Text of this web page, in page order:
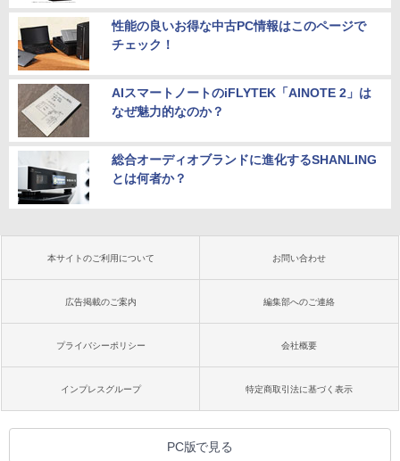
性能の良いお得な中古PC情報はこのページで
チェック！
AIスマートノートのiFLYTEK「AINOTE 2」は
なぜ魅力的なのか？
総合オーディオブランドに進化するSHANLING
とは何者か？
本サイトのご利用について お問い合わせ
広告掲載のご案内 編集部へのご連絡
プライバシーポリシー 会社概要
インプレスグループ 特定商取引法に基づく表示
PC版で見る